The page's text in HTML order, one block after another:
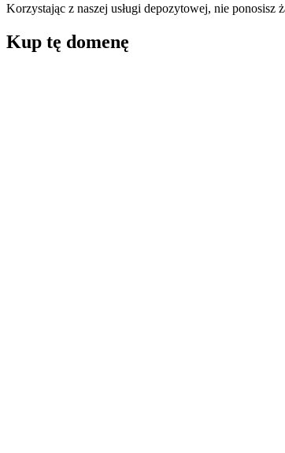
Korzystając z naszej usługi depozytowej, nie
Kup tę domenę